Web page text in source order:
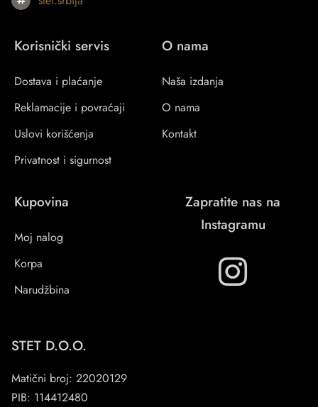
Korisnički servis
Dostava i plaćanje
Reklamacije i povraćaji
Uslovi korišćenja
Privatnost i sigurnost
O nama
Naša izdanja
O nama
Kontakt
Kupovina
Moj nalog
Korpa
Narudžbina
Zapratite nas na
Instagramu
STET D.O.O.
Matični broj: 22020129
PIB: 114412480